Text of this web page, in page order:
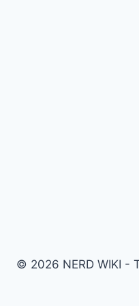
© 2026 NERD WIKI -